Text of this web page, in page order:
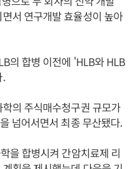
서 연구개발 효율성이 높아
의 합병 이전에 'HLB와 HLB
.
의 주식매수청구권 규모가
넘어서면서 최종 무산됐다.
을 합병시켜 간암치료제 리